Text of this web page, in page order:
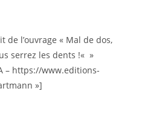
de l’ouvrage « Mal de dos,
serrez les dents !« »
– https://www.editions-
»]